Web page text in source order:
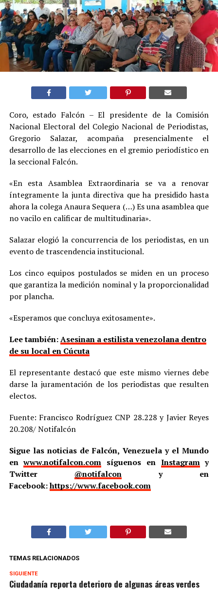
Coro, estado Falcón – El presidente de la Comisión
Nacional Electoral del Colegio Nacional de Periodistas,
Gregorio Salazar, acompaña presencialmente el
desarrollo de las elecciones en el gremio periodístico en
la seccional Falcón.
«En esta Asamblea Extraordinaria se va a renovar
íntegramente la junta directiva que ha presidido hasta
ahora la colega Anaura Sequera (…) Es una asamblea que
no vacilo en calificar de multitudinaria».
Salazar elogió la concurrencia de los periodistas, en un
evento de trascendencia institucional.
Los cinco equipos postulados se miden en un proceso
que garantiza la medición nominal y la proporcionalidad
por plancha.
«Esperamos que concluya exitosamente».
Lee también:Asesinan a estilista venezolana dentro
de su local en Cúcuta
El representante destacó que este mismo viernes debe
darse la juramentación de los periodistas que resulten
electos.
Fuente: Francisco Rodríguez CNP 28.228 y Javier Reyes
20.208/ Notifalcón
Sigue las noticias de Falcón, Venezuela y el Mundo
enwww.notifalcon.com síguenos en Instagramy
Twitter @notifalcony en
Facebook:https://www.facebook.com
TEMAS RELACIONADOS
SIGUIENTE
Ciudadanía reporta deterioro de algunas áreas verdes